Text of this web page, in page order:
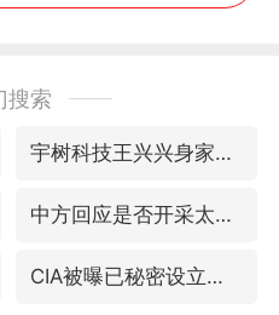
搜索
宇树科技王兴兴身家有望超200亿元
中方回应是否开采太平洋海底稀土资源
CIA被曝已秘密设立古巴工作组